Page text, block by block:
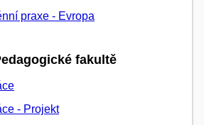
praxe - Evropa
fakultě
- Projekt